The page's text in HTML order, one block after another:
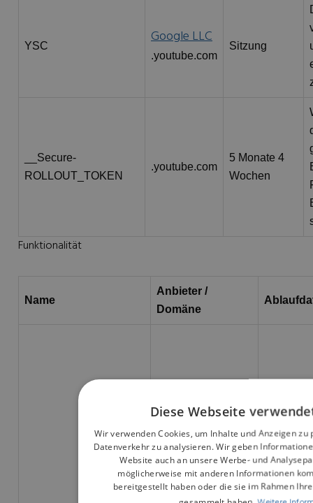
YSC Google LLC
.youtube.com
Sitzung
__Secure-
ROLLOUT_TOKEN
.youtube.com
5 Monate 4
Wochen
Funktionalität
Name
Anbieter /
Domäne
Diese Webseite
Wir verwenden Cookies, um Inhalte und Anzeigen
Datenverkehr zu analysieren. Wir geben
Website auch an unsere Werbe- und
möglicherweise mit anderen Informationen
bereitgestellt haben oder die sie im Rahmen